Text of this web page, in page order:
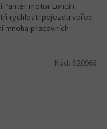
motor Loncin
rychlosti pojezdu vpřed
mnoha pracovních
Kód: S20965